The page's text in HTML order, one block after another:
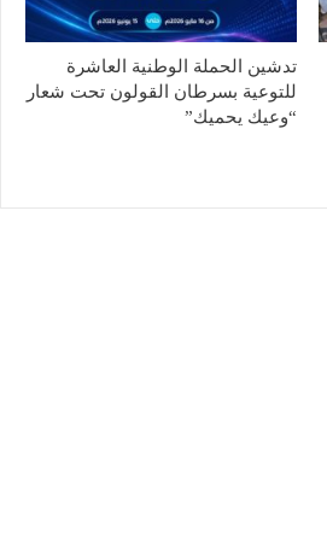
تدشين الحملة الوطنية العاشرة
للتوعية بسرطان القولون تحت شعار
“وعيك يحميك”